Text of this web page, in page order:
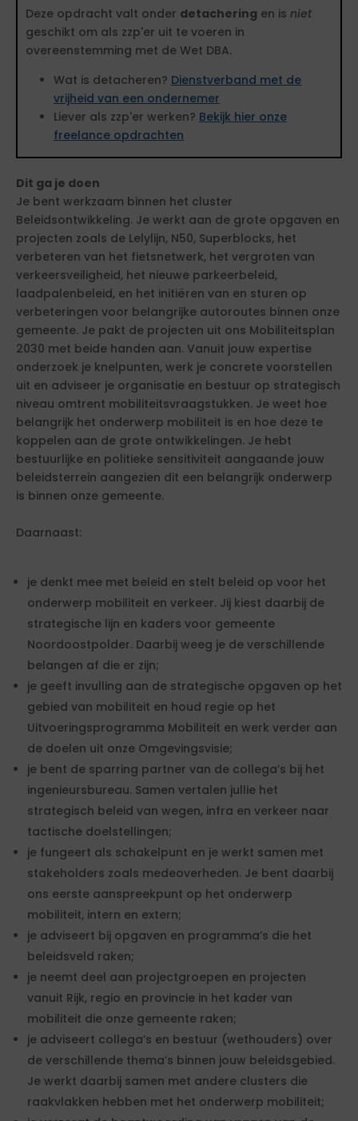
Deze opdracht valt onder detachering en is niet
geschikt om als zzp'er uit te voeren in
overeenstemming met de Wet DBA.
Wat is detacheren? Dienstverband met de
vrijheid van een ondernemer
Liever als zzp'er werken? Bekijk hier onze
freelance opdrachten
Dit ga je doen
Je bent werkzaam binnen het cluster
Beleidsontwikkeling. Je werkt aan de grote opgaven en
projecten zoals de Lelylijn, N50, Superblocks, het
verbeteren van het fietsnetwerk, het vergroten van
verkeersveiligheid, het nieuwe parkeerbeleid,
laadpalenbeleid, en het initiëren van en sturen op
verbeteringen voor belangrijke autoroutes binnen onze
gemeente. Je pakt de projecten uit ons Mobiliteitsplan
2030 met beide handen aan. Vanuit jouw expertise
onderzoek je knelpunten, werk je concrete voorstellen
uit en adviseer je organisatie en bestuur op strategisch
niveau omtrent mobiliteitsvraagstukken. Je weet hoe
belangrijk het onderwerp mobiliteit is en hoe deze te
koppelen aan de grote ontwikkelingen. Je hebt
bestuurlijke en politieke sensitiviteit aangaande jouw
beleidsterrein aangezien dit een belangrijk onderwerp
is binnen onze gemeente.
Daarnaast:
je denkt mee met beleid en stelt beleid op voor het
onderwerp mobiliteit en verkeer. Jij kiest daarbij de
strategische lijn en kaders voor gemeente
Noordoostpolder. Daarbij weeg je de verschillende
belangen af die er zijn;
je geeft invulling aan de strategische opgaven op het
gebied van mobiliteit en houd regie op het
Uitvoeringsprogramma Mobiliteit en werk verder aan
de doelen uit onze Omgevingsvisie;
je bent de sparring partner van de collega’s bij het
ingenieursbureau. Samen vertalen jullie het
strategisch beleid van wegen, infra en verkeer naar
tactische doelstellingen;
je fungeert als schakelpunt en je werkt samen met
stakeholders zoals medeoverheden. Je bent daarbij
ons eerste aanspreekpunt op het onderwerp
mobiliteit, intern en extern;
je adviseert bij opgaven en programma’s die het
beleidsveld raken;
je neemt deel aan projectgroepen en projecten
vanuit Rijk, regio en provincie in het kader van
mobiliteit die onze gemeente raken;
je adviseert collega’s en bestuur (wethouders) over
de verschillende thema’s binnen jouw beleidsgebied.
Je werkt daarbij samen met andere clusters die
raakvlakken hebben met het onderwerp mobiliteit;